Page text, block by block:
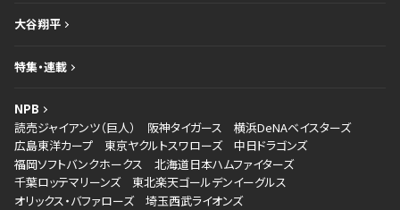
大谷翔平
特集・連載
NPB
読売ジャイアンツ（巨人）
阪神タイガース
横浜DeNAベイスターズ
広島東洋カープ
東京ヤクルトスワローズ
中日ドラゴンズ
福岡ソフトバンクホークス
北海道日本ハムファイターズ
千葉ロッテマリーンズ
東北楽天ゴールデンイーグルス
オリックス・バファローズ
埼玉西武ライオンズ